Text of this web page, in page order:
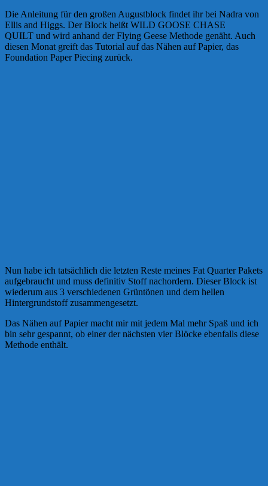
Die Anleitung für den großen Augustblock findet ihr bei Nadra von
Ellis and Higgs. Der Block heißt WILD GOOSE CHASE
QUILT und wird anhand der Flying Geese Methode genäht. Auch
diesen Monat greift das Tutorial auf das Nähen auf Papier, das
Foundation Paper Piecing zurück.
Nun habe ich tatsächlich die letzten Reste meines Fat Quarter Pakets
aufgebraucht und muss definitiv Stoff nachordern. Dieser Block ist
wiederum aus 3 verschiedenen Grüntönen und dem hellen
Hintergrundstoff zusammengesetzt.
Das Nähen auf Papier macht mir mit jedem Mal mehr Spaß und ich
bin sehr gespannt, ob einer der nächsten vier Blöcke ebenfalls diese
Methode enthält.